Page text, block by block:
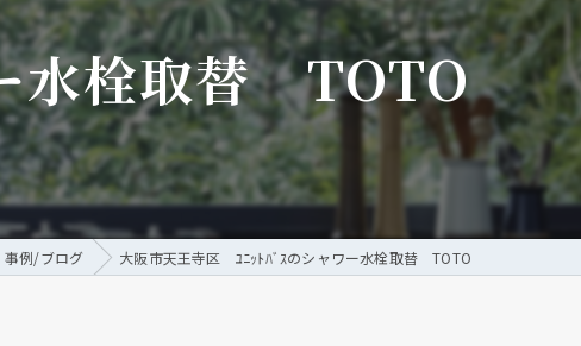
内装工事
メンテナンス
配管工事
交換
水栓取替 TOTO
事例/ブログ 大阪市天王寺区 ﾕﾆｯﾄﾊﾞｽのシャワー水栓取替 TOTO